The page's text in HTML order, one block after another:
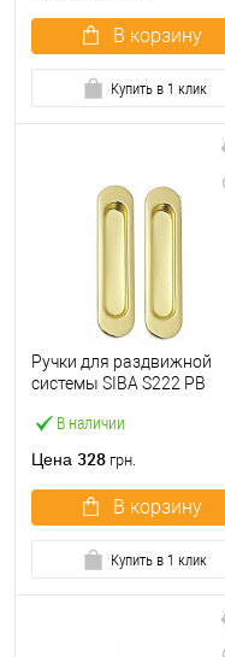
В корзину
Купить в 1 клик
В наличии
Ручки для раздвижной
системы SIBA S222 PB
Цена 328 грн.
В корзину
Купить в 1 клик